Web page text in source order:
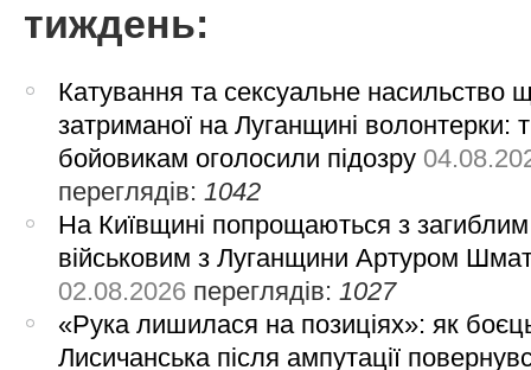
тиждень:
Катування та сексуальне насильство
затриманої на Луганщині волонтерки:
бойовикам оголосили підозру
переглядів:1042
На Київщині попрощаються з загиблим
військовим з Луганщини Артуром
02.08.2026 переглядів:1027
«Рука лишилася на позиціях»: як
Лисичанська після ампутації